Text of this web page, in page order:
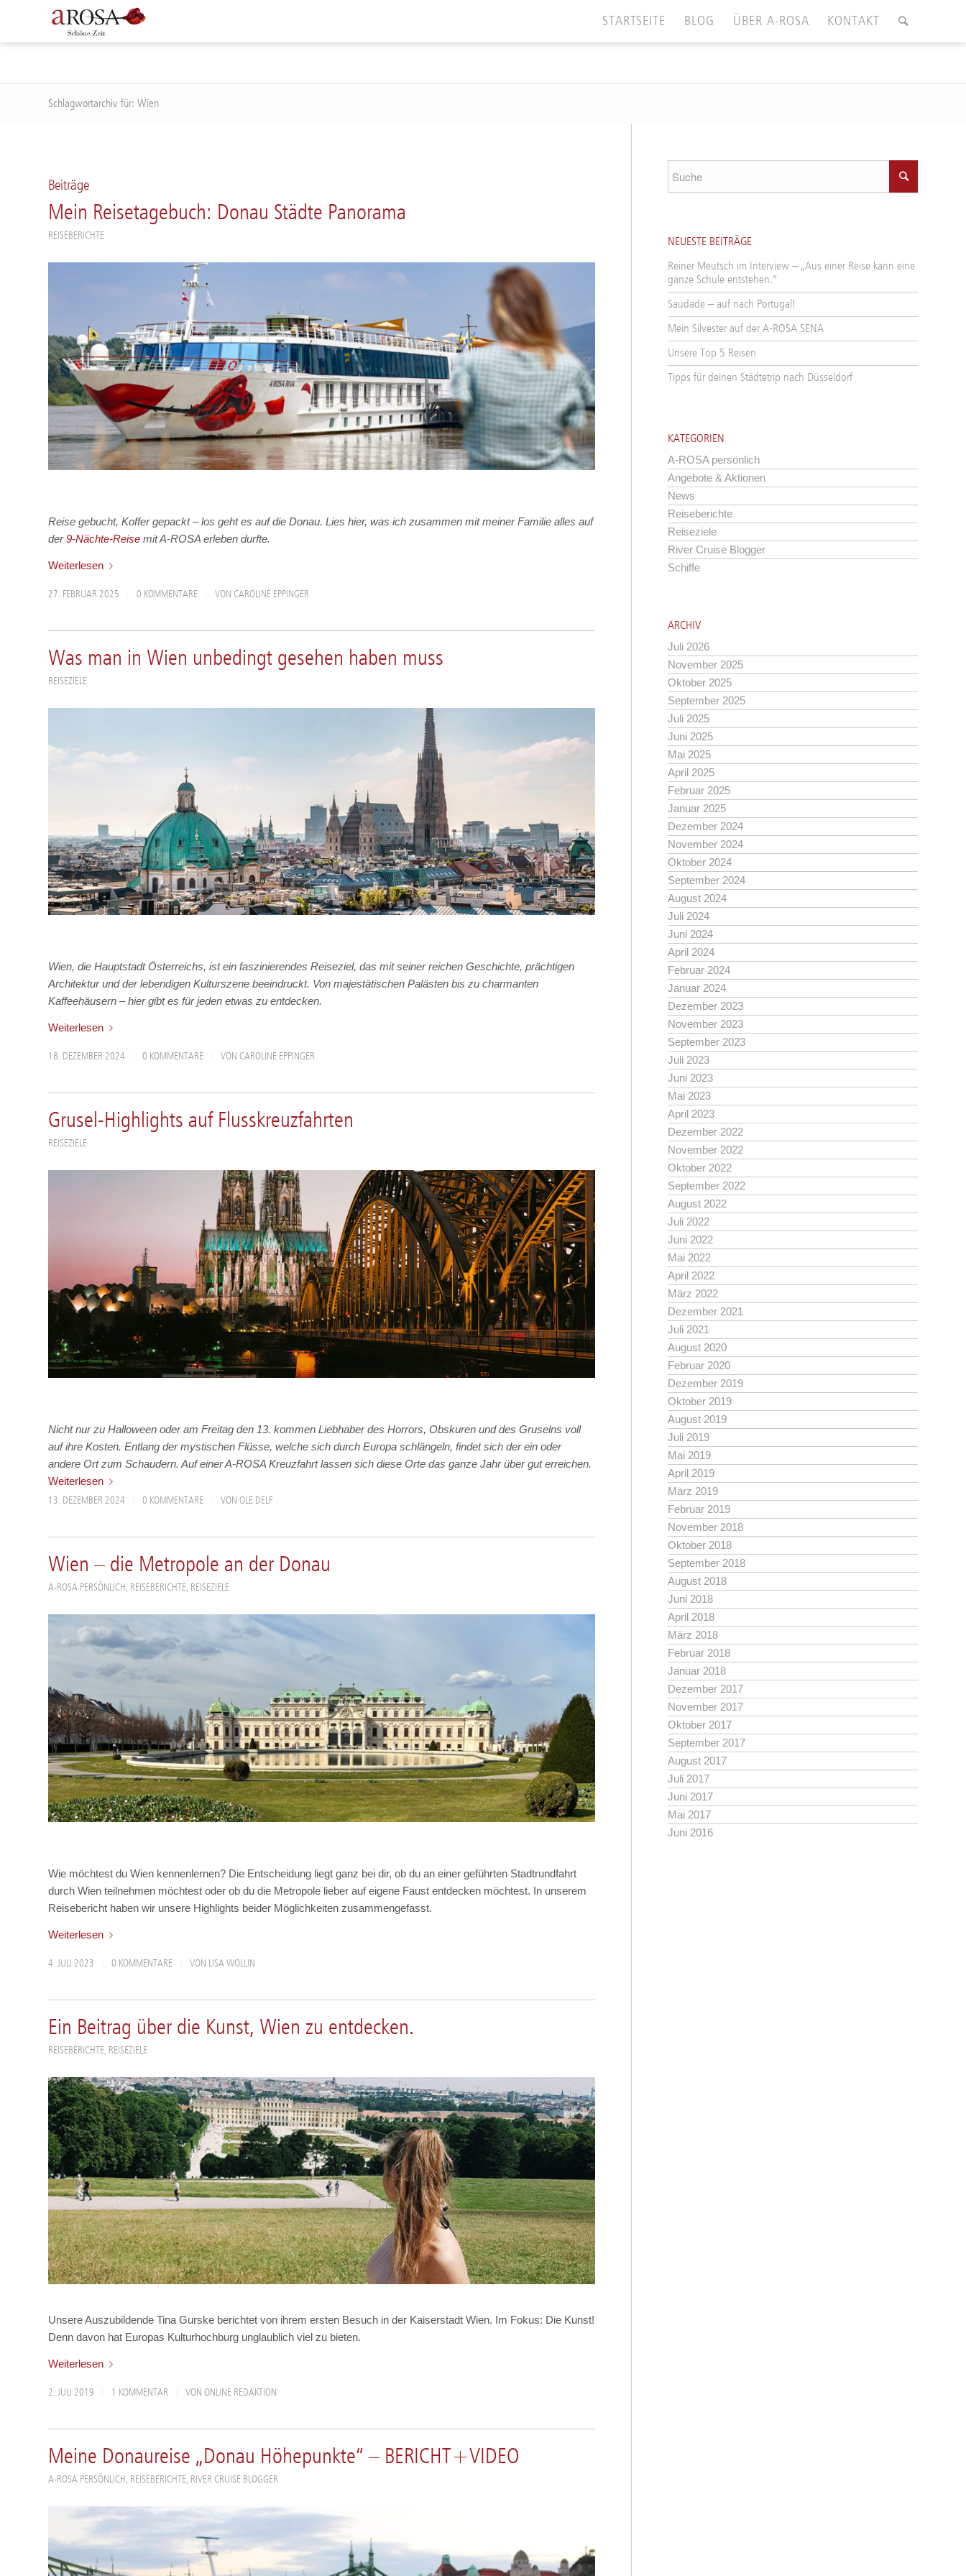
STARTSEITE BLOG ÜBER A-ROSA KONTAKT
Schlagwortarchiv für: Wien
Beiträge
Mein Reisetagebuch: Donau Städte Panorama
REISEBERICHTE
Reise gebucht, Koffer gepackt – los geht es auf die Donau. Lies hier, was ich zusammen mit meiner Familie alles auf
der9-Nächte-Reise mit A-ROSA erleben durfte.
Weiterlesen
27. FEBRUAR 2025 0 KOMMENTARE VON CAROLINE EPPINGER
Was man in Wien unbedingt gesehen haben muss
REISEZIELE
Wien, die Hauptstadt Österreichs, ist ein faszinierendes Reiseziel, das mit seiner reichen Geschichte, prächtigen
Architektur und der lebendigen Kulturszene beeindruckt. Von majestätischen Palästen bis zu charmanten
Kaffeehäusern – hier gibt es für jeden etwas zu entdecken.
Weiterlesen
18. DEZEMBER 2024 0 KOMMENTARE VON CAROLINE EPPINGER
Grusel-Highlights auf Flusskreuzfahrten
REISEZIELE
Nicht nur zu Halloween oder am Freitag den 13. kommen Liebhaber des Horrors, Obskuren und des Gruselns voll
auf ihre Kosten. Entlang der mystischen Flüsse, welche sich durch Europa schlängeln, findet sich der ein oder
andere Ort zum Schaudern. Auf einer A-ROSA Kreuzfahrt lassen sich diese Orte das ganze Jahr über gut erreichen.
Weiterlesen
13. DEZEMBER 2024 0 KOMMENTARE VON OLE DELF
Wien – die Metropole an der Donau
A-ROSA PERSÖNLICH , REISEBERICHTE, REISEZIELE
Wie möchtest du Wien kennenlernen? Die Entscheidung liegt ganz bei dir, ob du an einer geführten Stadtrundfahrt
durch Wien teilnehmen möchtest oder ob du die Metropole lieber auf eigene Faust entdecken möchtest. In unserem
Reisebericht haben wir unsere Highlights beider Möglichkeiten zusammengefasst.
Weiterlesen
4. JULI 2023 0 KOMMENTARE VON LISA WOLLIN
Ein Beitrag über die Kunst, Wien zu entdecken.
REISEBERICHTE REISEZIELE
Unsere Auszubildende Tina Gurske berichtet von ihrem ersten Besuch in der Kaiserstadt Wien. Im Fokus: Die Kunst!
Denn davon hat Europas Kulturhochburg unglaublich viel zu bieten.
Weiterlesen
2. JULI 2019 1 KOMMENTAR VON ONLINE REDAKTION
Meine Donaureise „Donau Höhepunkte“ – BERICHT+VIDEO
A-ROSA PERSÖNLICH REISEBERICHTE RIVER CRUISE BLOGGER
NEUESTE BEITRÄGE
Reiner Meutsch im Interview – „Aus einer Reise kann eine
ganze Schule entstehen.“
Saudade – auf nach Portugal!
Mein Silvester auf der A-ROSA SENA
Unsere Top 5 Reisen
Tipps für deinen Städtetrip nach Düsseldorf
KATEGORIEN
A-ROSA persönlich
Angebote & Aktionen
News
Reiseberichte
Reiseziele
River Cruise Blogger
Schiffe
ARCHIV
Juli 2026
November 2025
Oktober 2025
September 2025
Juli 2025
Juni 2025
Mai 2025
April 2025
Februar 2025
Januar 2025
Dezember 2024
November 2024
Oktober 2024
September 2024
August 2024
Juli 2024
Juni 2024
April 2024
Februar 2024
Januar 2024
Dezember 2023
November 2023
September 2023
Juli 2023
Juni 2023
Mai 2023
April 2023
Dezember 2022
November 2022
Oktober 2022
September 2022
August 2022
Juli 2022
Juni 2022
Mai 2022
April 2022
März 2022
Dezember 2021
Juli 2021
August 2020
Februar 2020
Dezember 2019
Oktober 2019
August 2019
Juli 2019
Mai 2019
April 2019
März 2019
Februar 2019
November 2018
Oktober 2018
September 2018
August 2018
Juni 2018
April 2018
März 2018
Februar 2018
Januar 2018
Dezember 2017
November 2017
Oktober 2017
September 2017
August 2017
Juli 2017
Juni 2017
Mai 2017
Juni 2016